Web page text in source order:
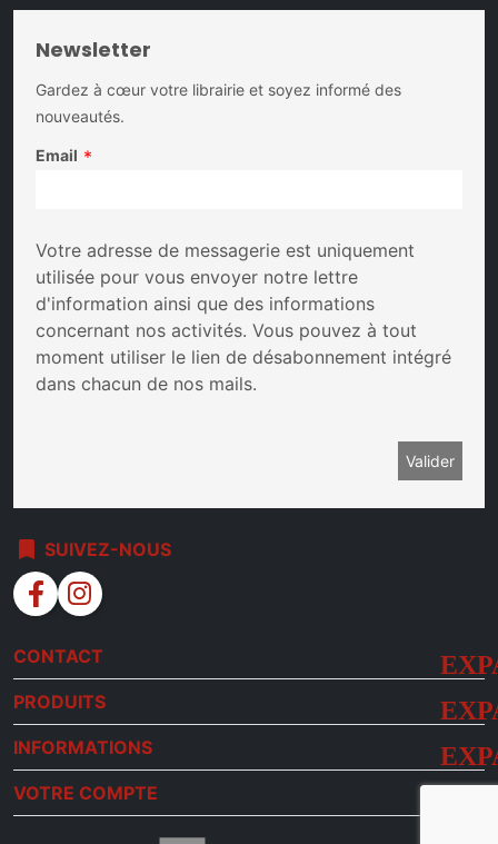
Newsletter
Gardez à cœur votre librairie et soyez informé des
nouveautés.
Email *
Votre adresse de messagerie est uniquement
utilisée pour vous envoyer notre lettre
d'information ainsi que des informations
concernant nos activités. Vous pouvez à tout
moment utiliser le lien de désabonnement intégré
dans chacun de nos mails.
bookmark SUIVEZ-NOUS
facebook instagram
CONTACT
PRODUITS
INFORMATIONS
VOTRE COMPTE